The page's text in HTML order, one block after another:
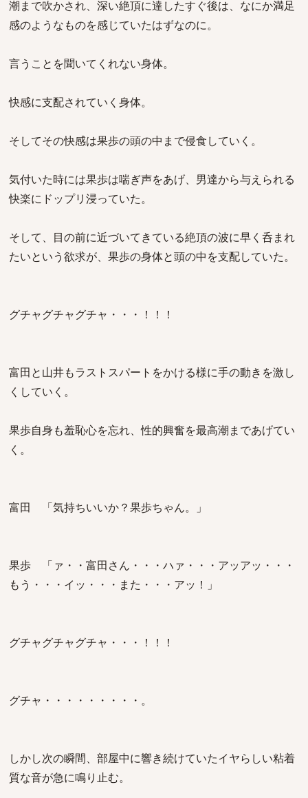
潮まで吹かされ、深い絶頂に達したすぐ後は、なにか満足
感のようなものを感じていたはずなのに。
言うことを聞いてくれない身体。
快感に支配されていく身体。
そしてその快感は果歩の頭の中まで侵食していく。
気付いた時には果歩は喘ぎ声をあげ、男達から与えられる
快楽にドップリ浸っていた。
そして、目の前に近づいてきている絶頂の波に早く呑まれ
たいという欲求が、果歩の身体と頭の中を支配していた。
グチャグチャグチャ・・・！！！
富田と山井もラストスパートをかける様に手の動きを激し
くしていく。
果歩自身も羞恥心を忘れ、性的興奮を最高潮まであげてい
く。
富田 「気持ちいいか？果歩ちゃん。」
果歩 「ァ・・富田さん・・・ハァ・・・アッアッ・・・
もう・・・イッ・・・また・・・アッ！」
グチャグチャグチャ・・・！！！
グチャ・・・・・・・・・。
しかし次の瞬間、部屋中に響き続けていたイヤらしい粘着
質な音が急に鳴り止む。